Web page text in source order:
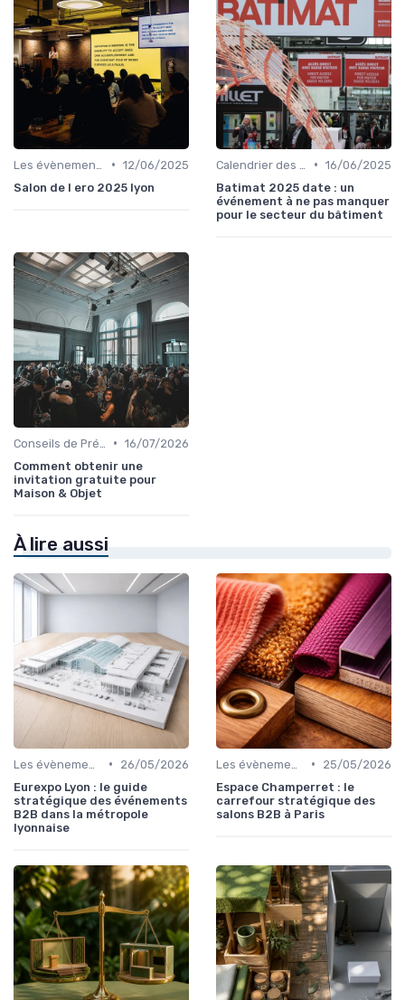
• 12/06/2025
Salon de l ero 2025 lyon
• 16/06/2025
Batimat 2025 date : un
événement à ne pas manquer
pour le secteur du bâtiment
• 16/07/2026
Comment obtenir une
invitation gratuite pour
Maison & Objet
À lire aussi
•
26/05/2026
Eurexpo Lyon : le guide
stratégique des événements
B2B dans la métropole
lyonnaise
•
25/05/2026
Espace Champerret : le
carrefour stratégique des
salons B2B à Paris